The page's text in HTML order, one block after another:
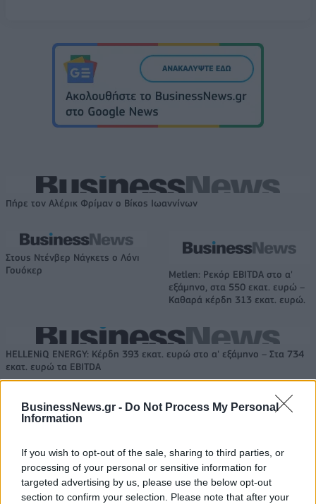
BusinessNews.gr - Do Not Process My Personal
Information
If you wish to opt-out of the sale, sharing to third parties, or
processing of your personal or sensitive information for
targeted advertising by us, please use the below opt-out
section to confirm your selection. Please note that after your
Πήρε τον Αλέρικ Φρίμαν ο Βίκος Ιωαννίνων
Στους Ντένβερ Νάγκετς ο Λόνι
Γουόκερ
Metlen: Ρεκόρ EBITDA στο α'
εξάμηνο, στα 550 εκατ. ευρώ –
Καθαρά κέρδη 313 εκατ. ευρώ.
HELLENiQ ENERGY: Κέρδη 393 εκατ. ευρώ στο α' εξάμηνο – Στα 734
εκατ. ευρώ τα EBITDA
ο τζίρος στο α' εξάμηνο, στα 4,3
δισ. ευρώ – Στα 446 εκατ. ευρώ
τα EBITDA